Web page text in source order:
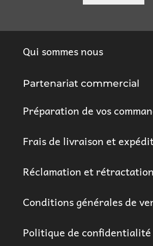
Qui sommes nous
Partenariat commercial
Préparation de vos
Frais de livraison et
Réclamation et rétractation
Conditions générales de
Politique de confidentialité